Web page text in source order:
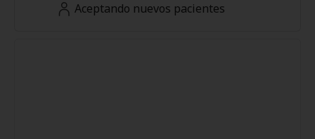
Aceptando nuevos pacientes